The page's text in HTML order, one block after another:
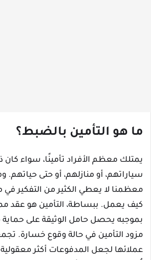
ما هو التأمين بالضبط؟
يمتلك معظم الأفراد تأمينًا، سواء كان
سياراتهم، أو منازلهم، أو حتى حياتهم.
معظمنا لا يعطي الكثير من التفكير في
كيف يعمل. ببساطة، التأمين هو عقد
بموجبه يحصل حامل الوثيقة على حماية
مزود التأمين في حالة وقوع خسارة.
عملائها لجعل المدفوعات أكثر